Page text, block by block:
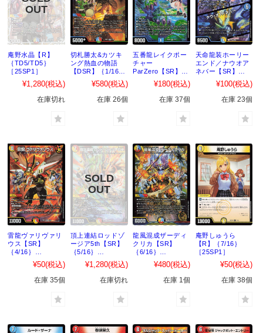
庵野水晶【R】
｛TD5/TD5｝
［25SP1］
¥1,280(税込)
在庫切れ
切札勝太&カツキ
ング熱血の物語
【DSR】｛1/16｝
［25SP1］
¥580(税込)
在庫 26個
五番龍レイクポー
チャー
ParZero【SR】
｛2/16｝
［25SP1］
¥180(税込)
在庫 37個
天命龍装ホーリー
エンド／ナウオア
ネバー【SR】
｛3/16｝
［25SP1］
¥100(税込)
在庫 23個
雷龍ヴァリヴァリ
ウス【SR】
｛4/16｝
［25SP1］
¥50(税込)
在庫 35個
頂上連結ロッドゾ
ージア5th【SR】
｛5/16｝
［25SP1］
¥1,280(税込)
在庫切れ
龍風混成ザーディ
クリカ【SR】
｛6/16｝
［25SP1］
¥480(税込)
在庫 1個
庵野しゅうら
【R】｛7/16｝
［25SP1］
¥50(税込)
在庫 38個